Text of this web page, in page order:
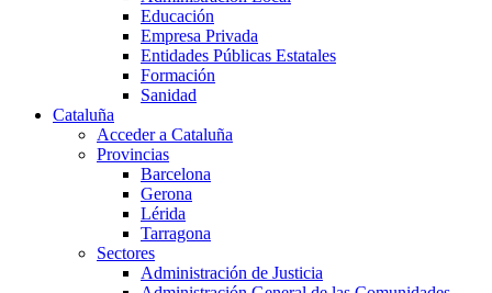
Educación
Empresa Privada
Entidades Públicas Estatales
Formación
Sanidad
Cataluña
Acceder a Cataluña
Provincias
Barcelona
Gerona
Lérida
Tarragona
Sectores
Administración de Justicia